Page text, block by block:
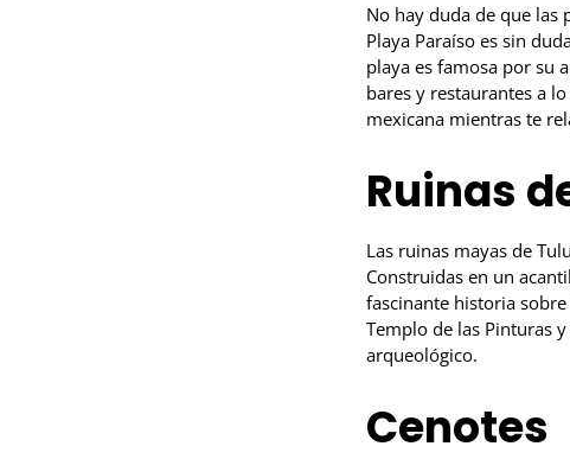
No hay duda de que las
Playa Paraíso es sin
playa es famosa por su
bares y restaurantes a
mexicana mientras te
Ruinas
Las ruinas mayas de
Construidas en un
fascinante historia
Templo de las Pinturas
arqueológico.
Cenotes